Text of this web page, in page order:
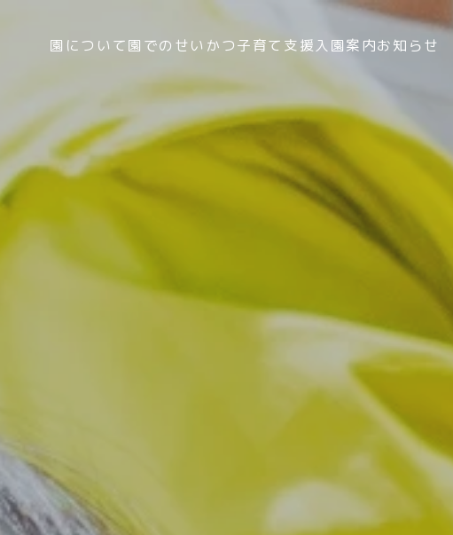
園について園でのせいかつ子育て支援入園案内お知らせ